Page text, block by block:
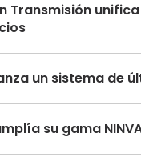
Transmisión
un sistema de
su gama